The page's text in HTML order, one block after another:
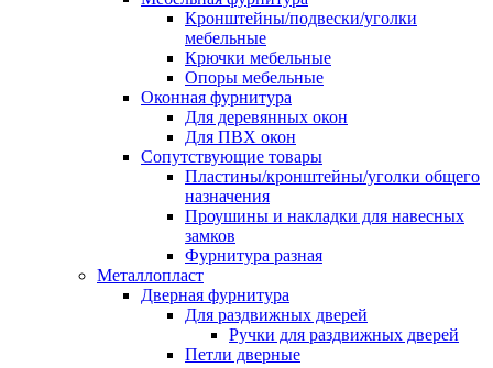
Кронштейны/подвески/уголки
мебельные
Крючки мебельные
Опоры мебельные
Оконная фурнитура
Для деревянных окон
Для ПВХ окон
Сопутствующие товары
Пластины/кронштейны/уголки общего
назначения
Проушины и накладки для навесных
замков
Фурнитура разная
Металлопласт
Дверная фурнитура
Для раздвижных дверей
Ручки для раздвижных дверей
Петли дверные